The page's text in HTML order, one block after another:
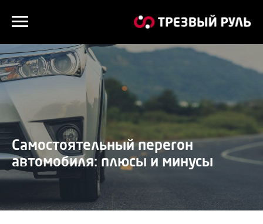
Самостоятельный перегон
автомобиля: плюсы и минусы